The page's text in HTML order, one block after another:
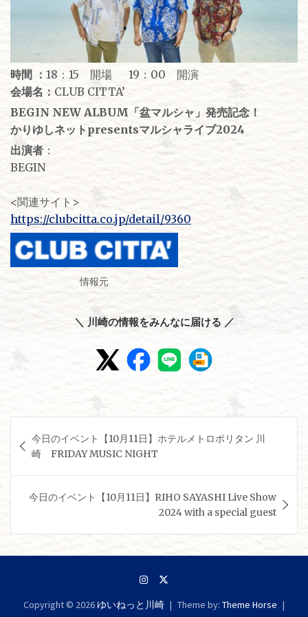
時間 ： 18：15 開場 19：00 開演
会場名： CLUB CITTA’
BEGIN NEW ALBUM「盆マルシャ」発売記念！
かりゆしネットpresentsマルシャライブ2024
出演者：
BEGIN
<関連サイト>
https://clubcitta.co.jp/detail/9360
情報元
＼ 川崎の情報をみんなに届ける ／
稿
ナ
ー
シ
ン
今日のイベント【10月11日】ホテルメトロポリタン 川
崎 FRIDAY MUSIC NIGHT
今日のイベント【10月11日】RIHO SAYASHI Live Show
2024 with a special guest
Copyright © 2026 ゆいねっと川崎 Theme by: Theme Horse